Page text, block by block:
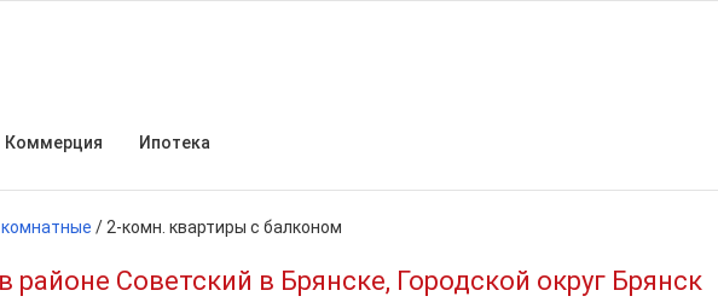
Коммерция Ипотека
комнатные / 2-комн. квартиры с балконом
Советский в Брянске, Городской округ Брянск